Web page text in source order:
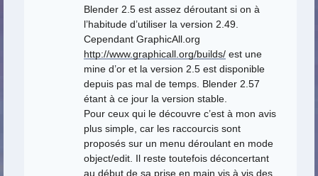
Blender 2.5 est assez déroutant si on à
l’habitude d’utiliser la version 2.49.
Cependant GraphicAll.org
http://www.graphicall.org/builds/ est une
mine d’or et la version 2.5 est disponible
depuis pas mal de temps. Blender 2.57
étant à ce jour la version stable.
Pour ceux qui le découvre c’est à mon avis
plus simple, car les raccourcis sont
proposés sur un menu déroulant en mode
object/edit. Il reste toutefois déconcertant
au début de sa prise en main vis à vis des